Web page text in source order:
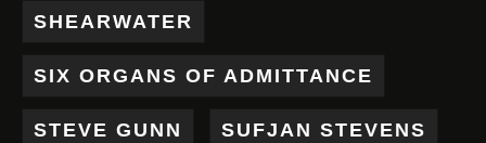
SHEARWATER
SIX ORGANS OF ADMITTANCE
STEVE GUNN SUFJAN STEVENS